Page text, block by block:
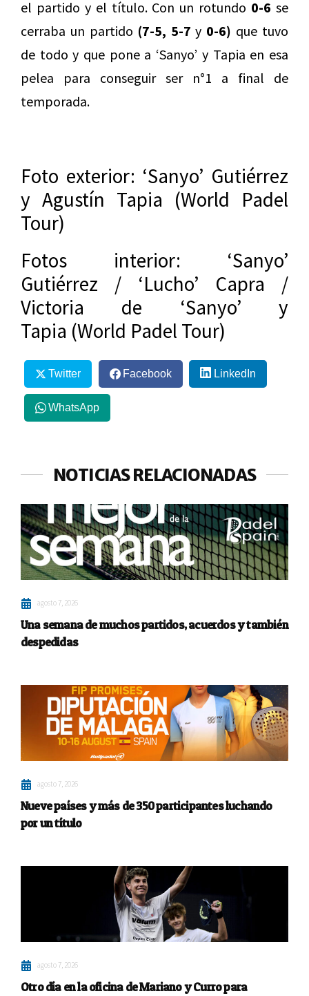
el partido y el título. Con un rotundo 0-6 se
cerraba un partido (7-5, 5-7 y 0-6) que tuvo
de todo y que pone a ‘Sanyo’ y Tapia en esa
pelea para conseguir ser n°1 a final de
temporada.
Foto exterior: ‘Sanyo’ Gutiérrez
y Agustín Tapia (World Padel
Tour)
Fotos interior: ‘Sanyo’
Gutiérrez / ‘Lucho’ Capra /
Victoria de ‘Sanyo’ y
Tapia (World Padel Tour)
Twitter Facebook LinkedIn
WhatsApp
NOTICIAS RELACIONADAS
agosto 7, 2026
Una semana de muchos partidos, acuerdos y también
despedidas
agosto 7, 2026
Nueve países y más de 350 participantes luchando
por un título
agosto 7, 2026
Otro día en la oficina de Mariano y Curro para